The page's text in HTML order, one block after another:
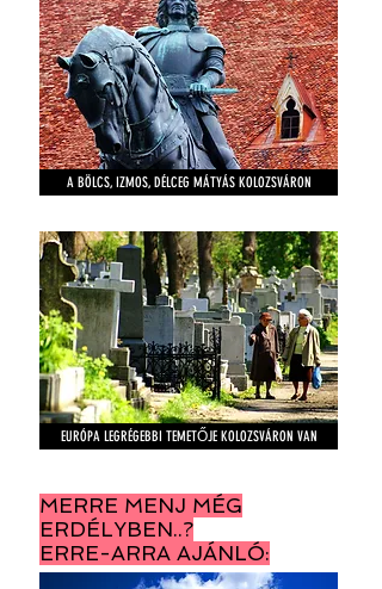
A BÖLCS, IZMOS, DÉLCEG MÁTYÁS KOLOZSVÁRON
EURÓPA LEGRÉGEBBI TEMETŐJE KOLOZSVÁRON VAN
MERRE MENJ MÉG
ERDÉLYBEN..?
ERRE-ARRA AJÁNLÓ: